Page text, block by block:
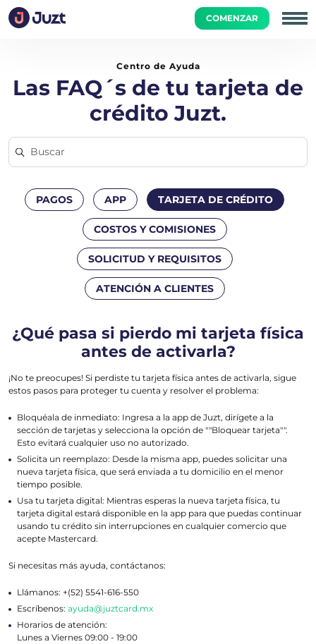
COMENZAR
Inicio Tarjeta de Crédito ¿Qué pasa si pierdo mi tarjeta
Centro de Ayuda
Las FAQ´s de tu tarjeta de
crédito Juzt.
PAGOS APP TARJETA DE CRÉDITO
COSTOS Y COMISIONES
SOLICITUD Y REQUISITOS
ATENCIÓN A CLIENTES
¿Qué pasa si pierdo mi tarjeta física
antes de activarla?
¡No te preocupes! Si perdiste tu tarjeta física antes de activarla, sigue
estos pasos para proteger tu cuenta y resolver el problema:
Bloquéala de inmediato: Ingresa a la app de Juzt, dirígete a la
sección de tarjetas y selecciona la opción de ""Bloquear tarjeta"".
Esto evitará cualquier uso no autorizado.
Solicita un reemplazo: Desde la misma app, puedes solicitar una
nueva tarjeta física, que será enviada a tu domicilio en el menor
tiempo posible.
Usa tu tarjeta digital: Mientras esperas la nueva tarjeta física, tu
tarjeta digital estará disponible en la app para que puedas continuar
usando tu crédito sin interrupciones en cualquier comercio que
acepte Mastercard.
Si necesitas más ayuda, contáctanos:
Llámanos: +(52) 5541-616-550
Escríbenos: ayuda@juztcard.mx
Horarios de atención:
Lunes a Viernes 09:00 - 19:00